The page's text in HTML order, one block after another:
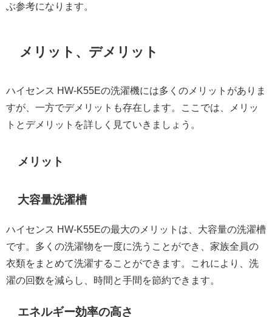
ぶ参考になります。
メリット、デメリット
ハイセンス HW-K55Eの洗濯機には多くのメリットがありま
すが、一方でデメリットも存在します。ここでは、メリッ
トとデメリットを詳しく見ていきましょう。
メリット
大容量洗濯槽
ハイセンス HW-K55Eの最大のメリットは、大容量の洗濯槽
です。多くの洗濯物を一度に洗うことができ、家族全員の
衣類をまとめて洗濯することができます。これにより、洗
濯の回数を減らし、時間と手間を節約できます。
エネルギー効率の高さ